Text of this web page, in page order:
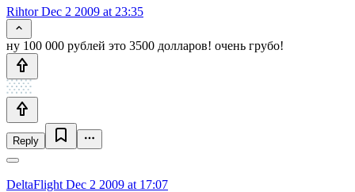
RihtorDec 2 2009 at 23:35
ну 100 000 рублей это 3500 долларов! очень грубо!
Reply
DeltaFlight Dec 2 2009 at 17:07